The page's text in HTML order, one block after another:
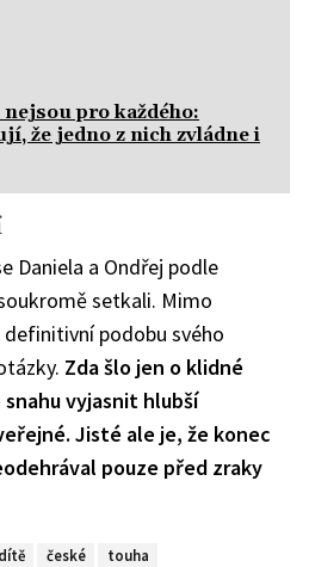
pro každého:
že jedno z nich zvládne i
Daniela a Ondřej podle
setkali. Mimo
podobu svého
Zda šlo jen o klidné
vyjasnit hlubší
Jisté ale je, že konec
pouze před zraky
dítě české touha